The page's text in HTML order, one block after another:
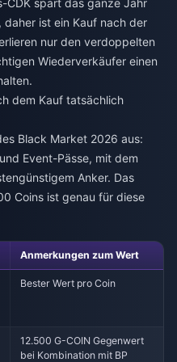
CDK spart das ganze Jahr
daher ist ein Kauf nach der
nur den verdoppelten
Wiederverkäufer einen
dem Kauf tatsächlich
Black Market 2026 aus:
Event-Pässe, mit dem
Anker. Das
Coins ist genau für diese
Anmerkungen zum Wert
Bester Wert pro Coin
12.500 G-COIN Gegenwert
bei Kombination mit BP